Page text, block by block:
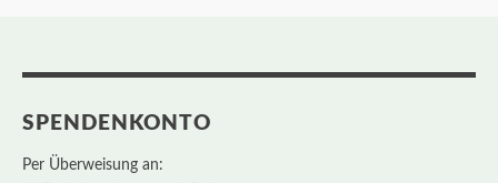
SPENDENKONTO
Per Überweisung an: